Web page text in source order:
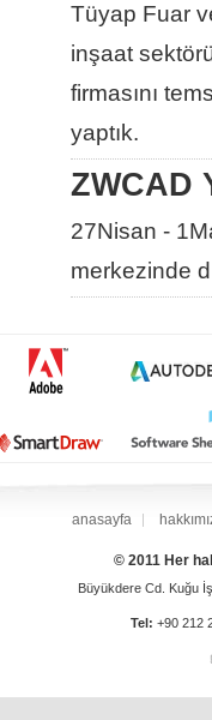
Tüyap Fuar
inşaat
firmasını
yaptık.
ZWCAD
27Nisan -
merkezinde
anasayfa
© 2011 Her
Büyükdere Cd. Kuğu
Tel: +90 212